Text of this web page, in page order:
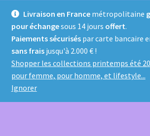
Livraison en France métropolitaine
pour échangesous 14 jours offert.
Paiements sécuriséspar carte bancaire
sans fraisjusqu'à 2.000 € !
Shopper les collections printemps été
pour femme, pour homme, et lifestyle...
Ignorer